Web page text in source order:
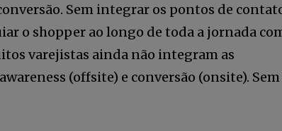
Sem integrar os pontos de
o shopper ao longo de toda a jornada
varejistas ainda não integram as
(offsite) e conversão (onsite). Sem